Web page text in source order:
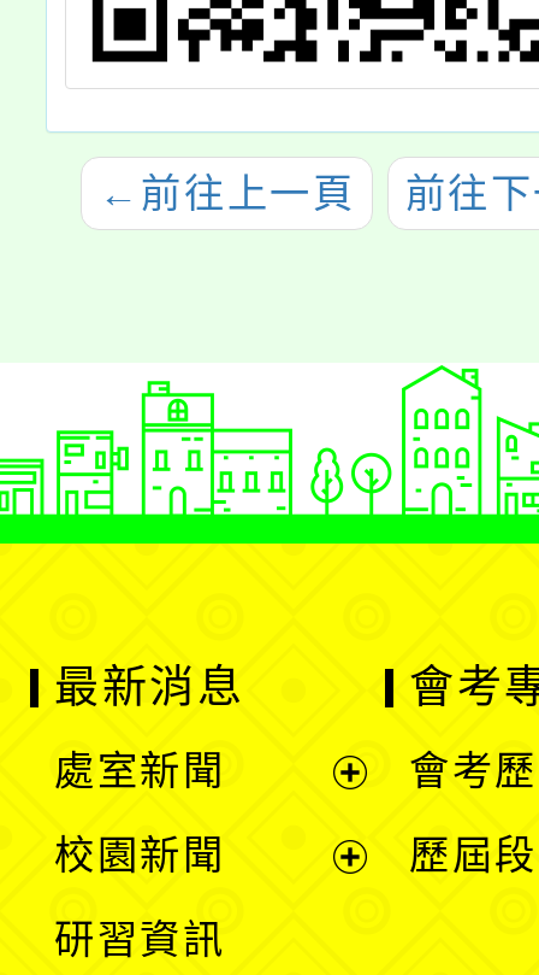
← 前往上一頁 前往
最新消息
處室新聞
校園新聞
研習資訊
會考
會考
歷屆